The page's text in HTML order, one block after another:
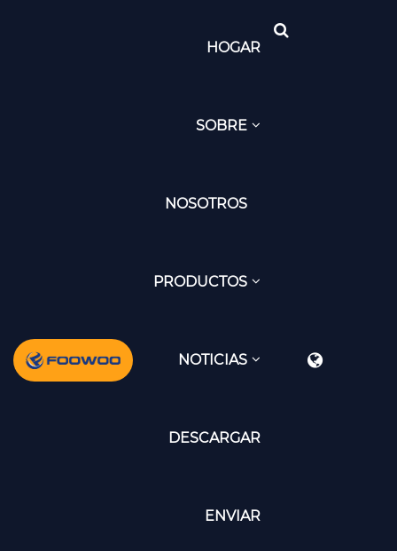
HOGAR
SOBRE
NOSOTROS
PRODUCTOS
NOTICIAS
DESCARGAR
ENVIAR